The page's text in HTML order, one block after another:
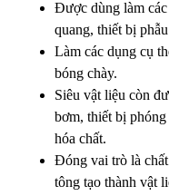
Được dùng làm
quang, thiết bị
Làm các dụng cụ
bóng chày.
Siêu vật liệu còn
bơm, thiết bị
hóa chất.
Đóng vai trò là
tông tạo thành vật